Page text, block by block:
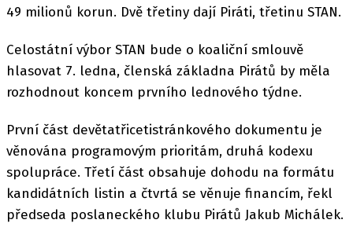
49 milionů korun. Dvě třetiny dají Piráti, třetinu STAN.
Celostátní výbor STAN bude o koaliční smlouvě
hlasovat 7. ledna, členská základna Pirátů by měla
rozhodnout koncem prvního lednového týdne.
První část devětatřicetistránkového dokumentu je
věnována programovým prioritám, druhá kodexu
spolupráce. Třetí část obsahuje dohodu na formátu
kandidátních listin a čtvrtá se věnuje financím, řekl
předseda poslaneckého klubu Pirátů Jakub Michálek.